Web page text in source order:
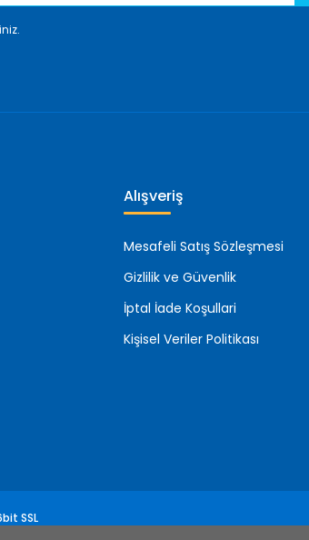
Alışveriş
Mesafeli Satış Sözleşmesi
Gizlilik ve Güvenlik
İptal İade Koşullari
Kişisel Veriler Politikası
SSL